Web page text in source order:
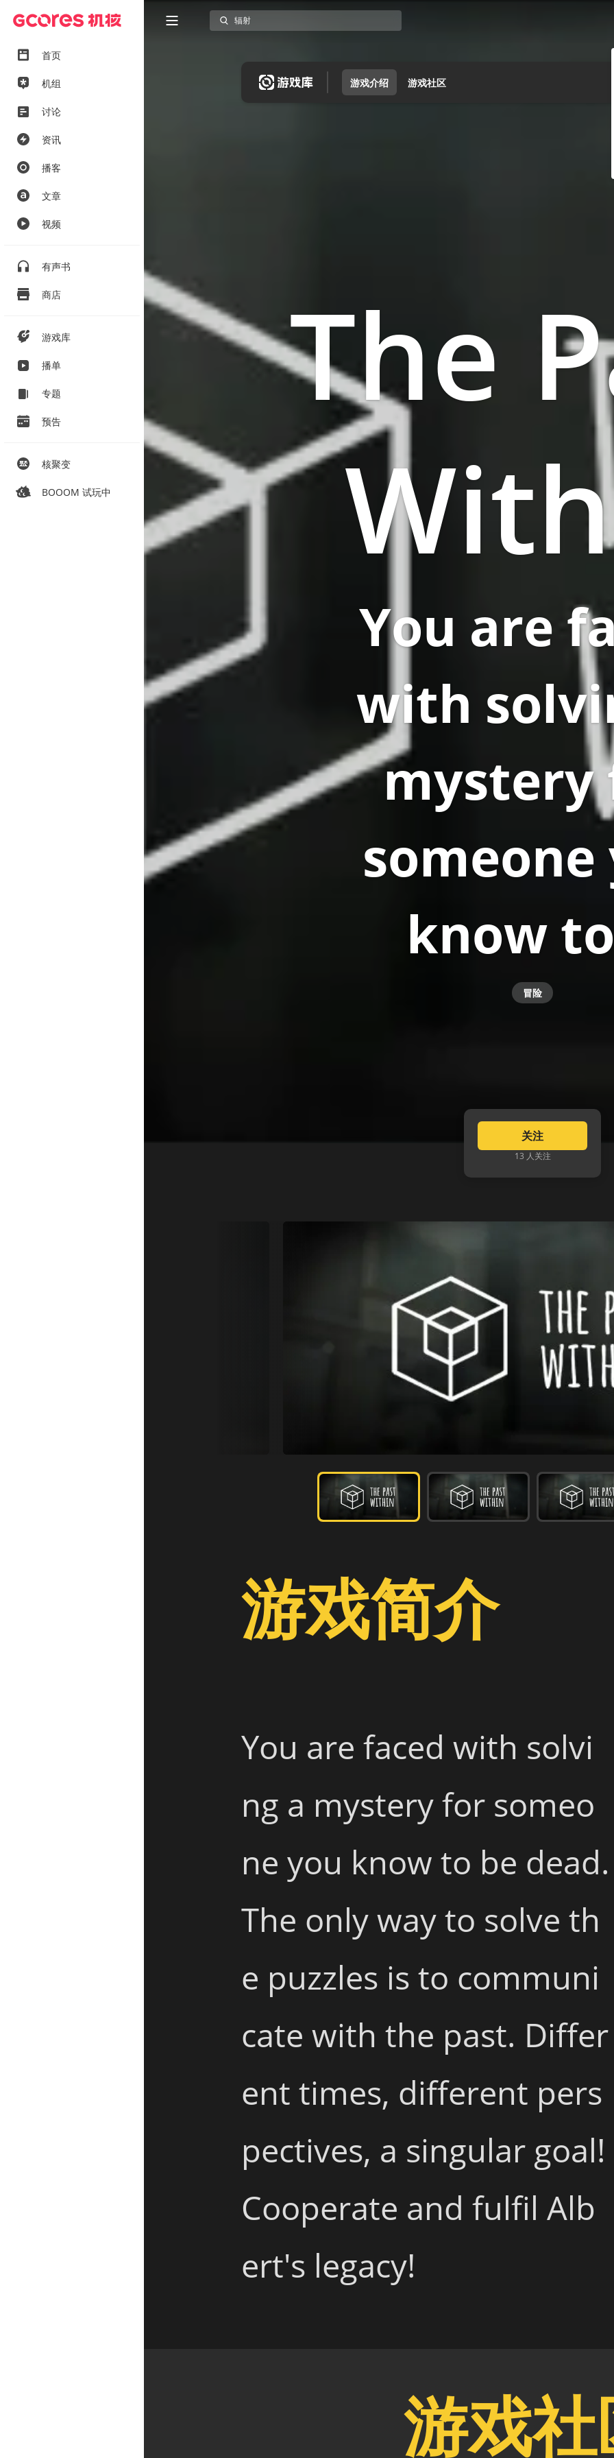
首页
机组
讨论
资讯
播客
文章
视频
有声书
商店
游戏库
播单
专题
预告
核聚变
BOOOM 试玩中
游戏介绍 游戏社区
The
You are
with
mystery
someone
know
冒险
关注
13 人关注
游戏简介
You are faced with solvi
ng a mystery for someo
ne you know to be dead.
The only way to solve th
e puzzles is to communi
cate with the past. Differ
ent times, different pers
pectives, a singular goal!
Cooperate and fulfil Alb
ert's legacy!
游戏